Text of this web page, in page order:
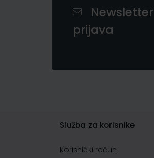
Newsletter
prijava
Služba za korisnike
Korisnički račun